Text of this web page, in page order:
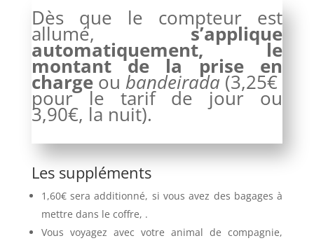
Dès que le compteur est
allumé, s’applique
automatiquement, le
montant de la prise en
chargeoubandeirada (3,25€
pour le tarif de jour ou
3,90€, la nuit).
Les suppléments
1,60€ sera additionné, si vous avez des bagages à
mettre dans le coffre, .
Vous voyagez avec votre animal de compagnie,